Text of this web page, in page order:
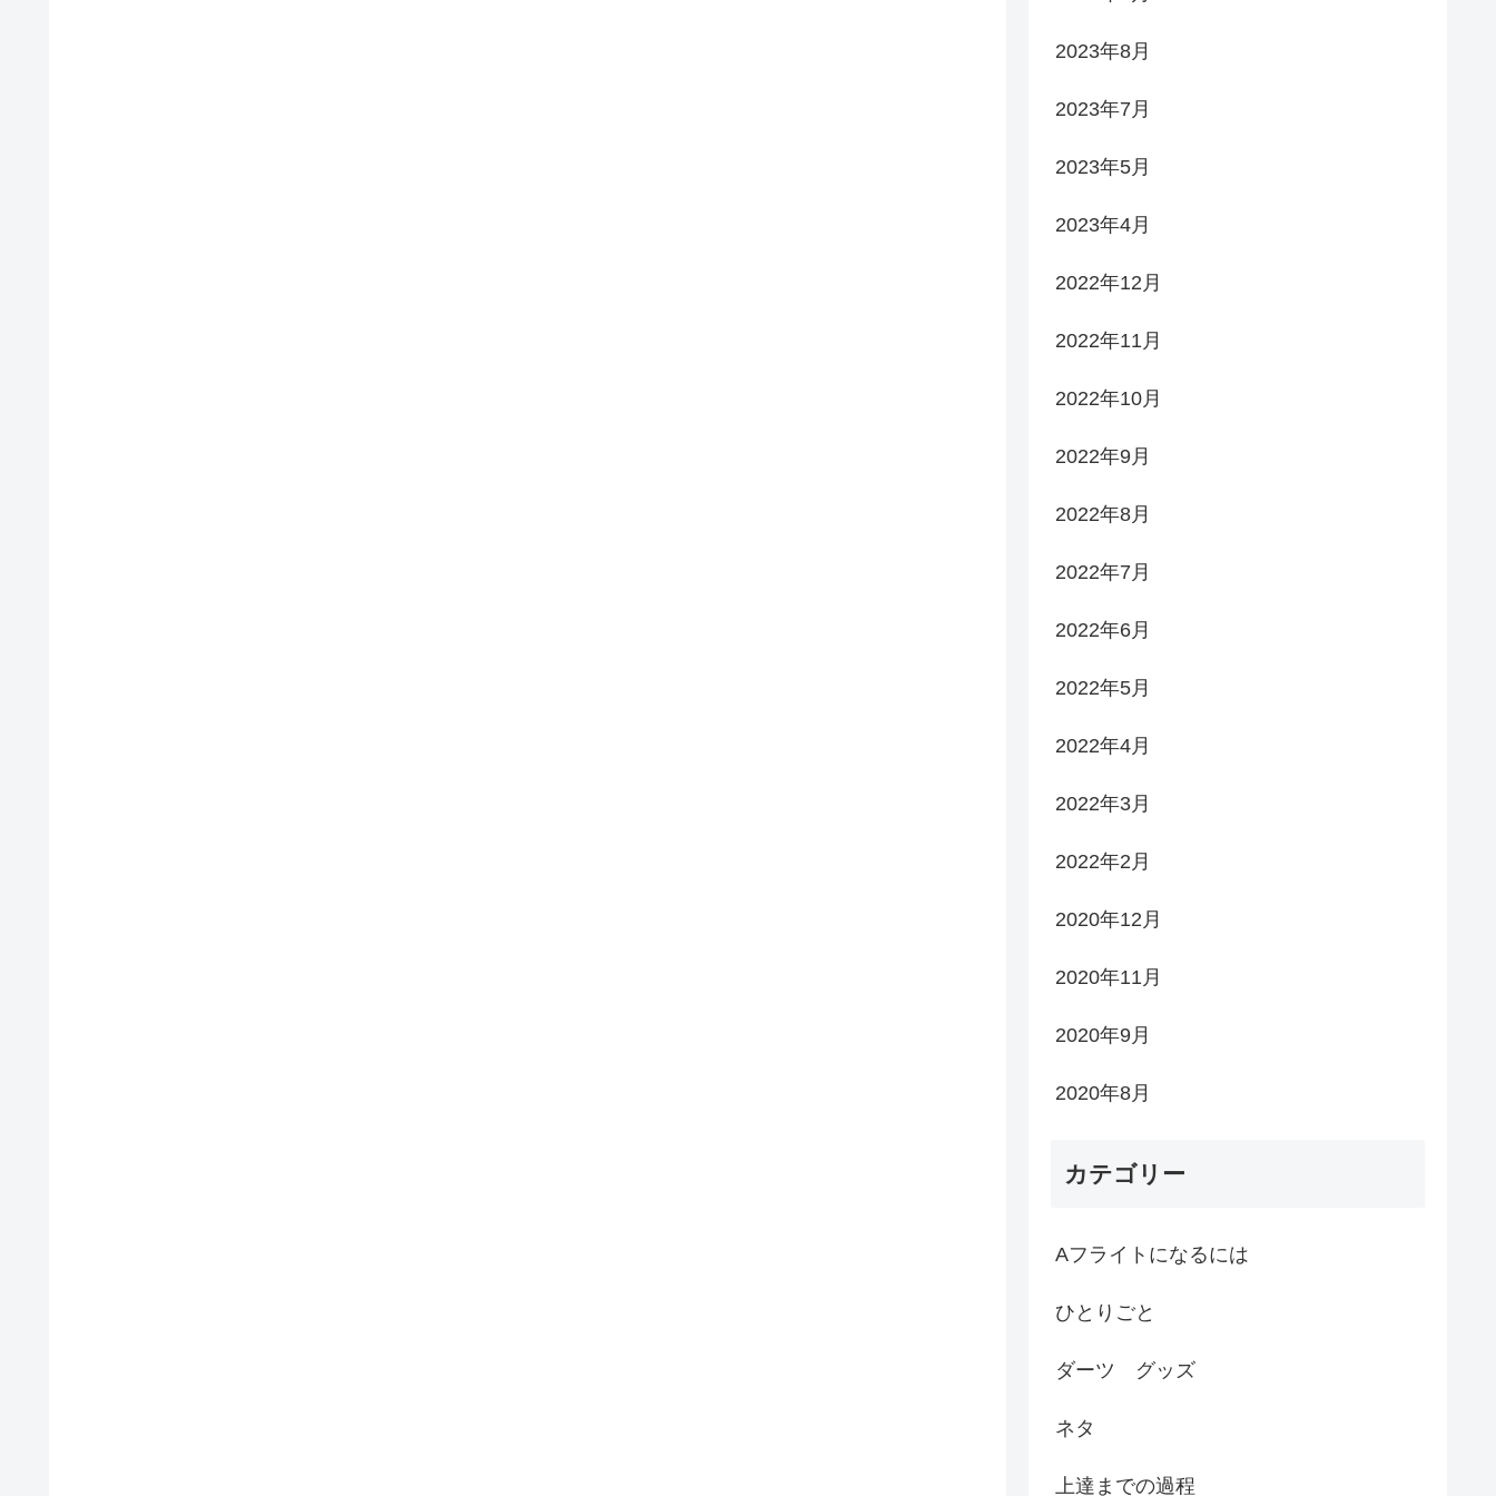
2023年8月
2023年7月
2023年5月
2023年4月
2022年12月
2022年11月
2022年10月
2022年9月
2022年8月
2022年7月
2022年6月
2022年5月
2022年4月
2022年3月
2022年2月
2020年12月
2020年11月
2020年9月
2020年8月
カテゴリー
Aフライトになるには
ひとりごと
ダーツ グッズ
ネタ
上達までの過程